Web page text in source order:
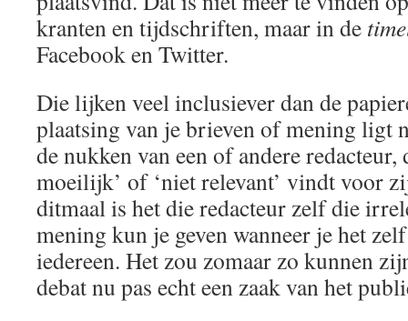
kranten en tijdschriften, maar in de
Facebook en Twitter.
Die lijken veel inclusiever dan de
plaatsing van je brieven of mening ligt
de nukken van een of andere redacteur,
moeilijk’ of ‘niet relevant’ vindt voor
ditmaal is het die redacteur zelf die
mening kun je geven wanneer je het
iedereen. Het zou zomaar zo kunnen
debat nu pas echt een zaak van het